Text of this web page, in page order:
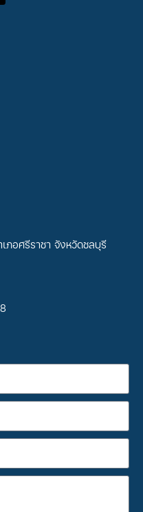
ภอศรีราชา จังหวัดชลบุรี